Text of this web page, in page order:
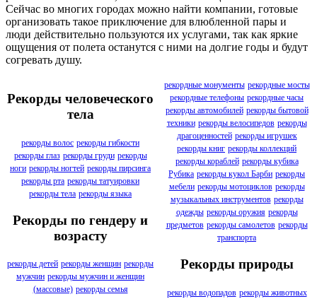
Сейчас во многих городах можно найти компании, готовые
организовать такое приключение для влюбленной пары и
люди действительно пользуются их услугами, так как яркие
ощущения от полета останутся с ними на долгие годы и будут
согревать душу.
Рекорды человеческого
тела
рекорды волос рекорды гибкости
рекорды глаз рекорды груди рекорды
ноги рекорды ногтей рекорды пирсинга
рекорды рта рекорды татуировки
рекорды тела рекорды языка
Рекорды по гендеру и
возрасту
рекорды детей рекорды женщин рекорды
мужчин рекорды мужчин и женщин
(массовые) рекорды семья
рекордные монументы рекордные мосты
рекордные телефоны рекордные часы
рекорды автомобилей рекорды бытовой
техники рекорды велосипедов рекорды
драгоценностей рекорды игрушек
рекорды книг рекорды коллекций
рекорды кораблей рекорды кубика
Рубика рекорды кукол Барби рекорды
мебели рекорды мотоциклов рекорды
музыкальных инструментов рекорды
одежды рекорды оружия рекорды
предметов рекорды самолетов рекорды
транспорта
Рекорды природы
рекорды водопадов рекорды животных